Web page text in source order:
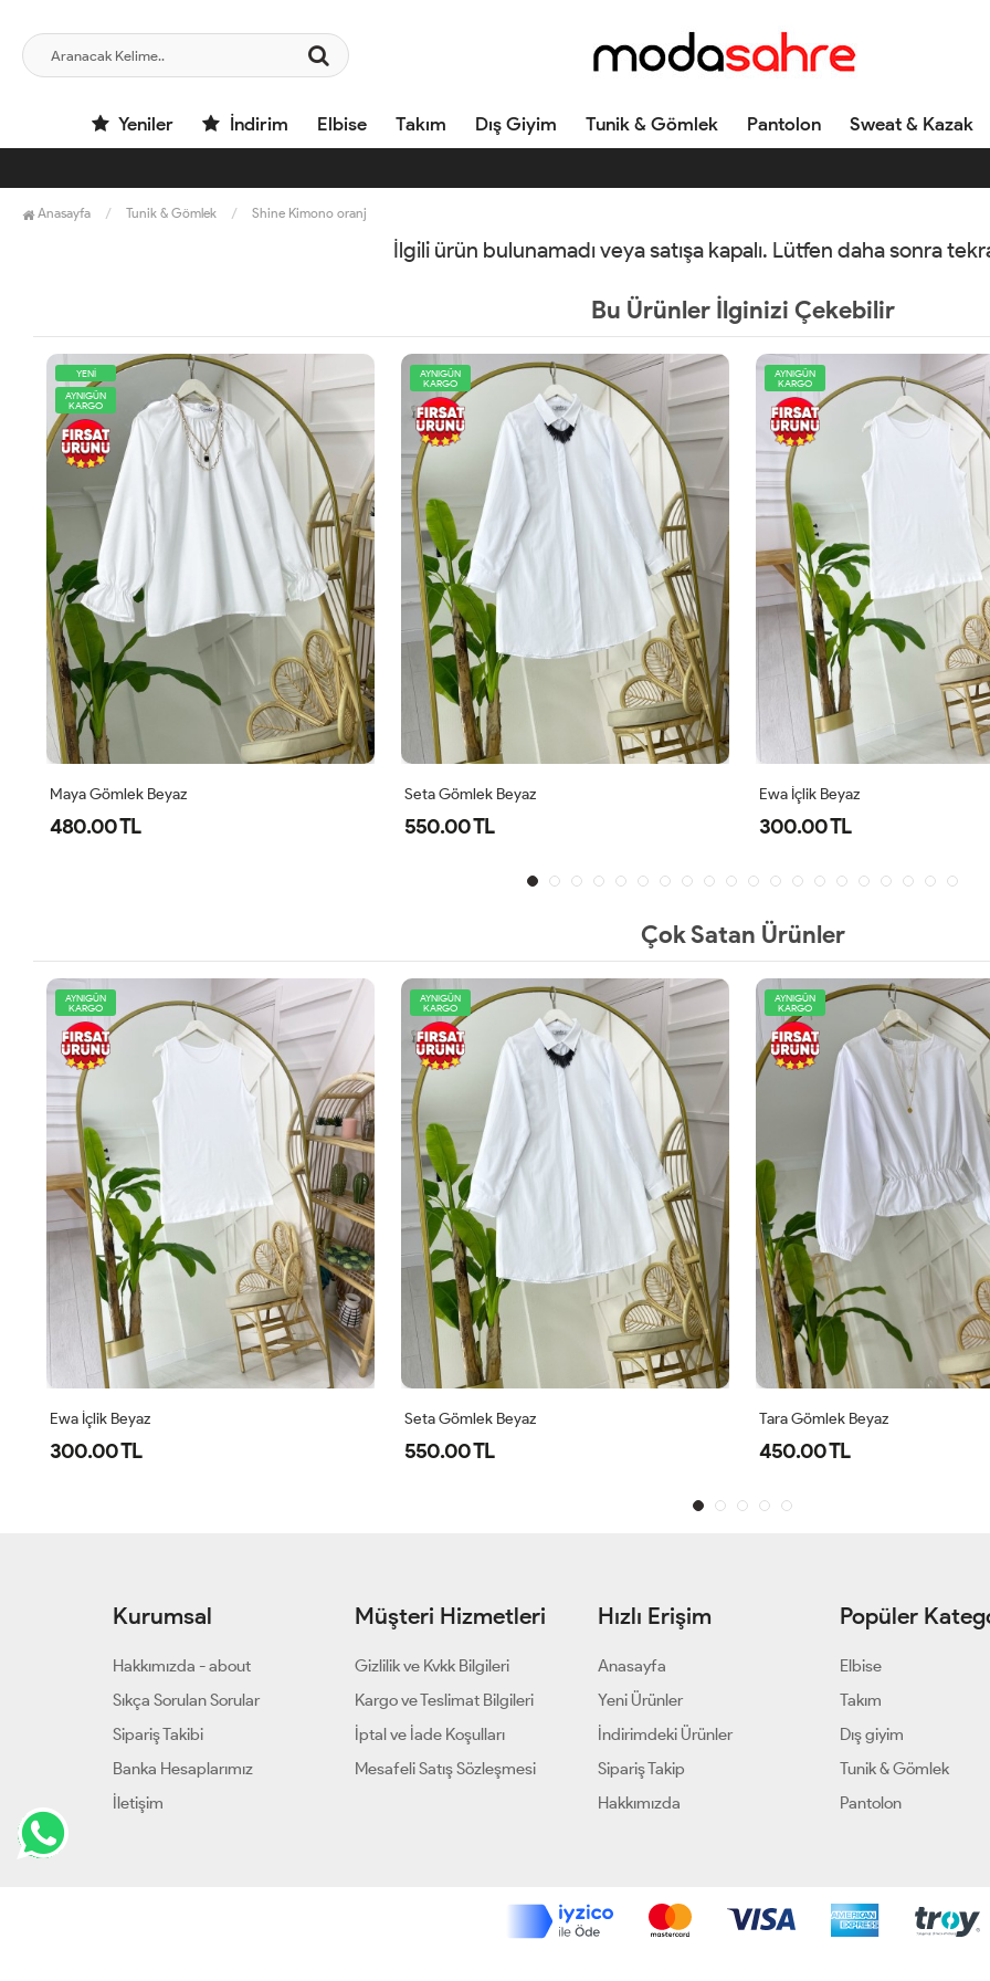
Yeniler İndirim Elbise Takım Dış Giyim Tunik & Gömlek Pantolon Sweat & Kazak
Anasayfa Tunik & Gömlek Shine Kimono oranj
İlgili ürün bulunamadı veya satışa kapalı. Lütfen daha sonra
Bu Ürünler İlginizi Çekebilir
AYNIGÜN
KARGO
Seta Gömlek Beyaz
550.00 TL
AYNIGÜN
KARGO
Ewa İçlik Beyaz
300.00 TL
YENİ
AYNIGÜN
KARGO
İsabel Gömlek Beyaz
700.00 TL
Çok Satan Ürünler
AYNIGÜN
KARGO
Seta Gömlek Beyaz
550.00 TL
AYNIGÜN
KARGO
Tara Gömlek Beyaz
450.00 TL
YENİ
AYNIGÜN
KARGO
Maya Gömlek Beyaz
480.00 TL
Kurumsal
Hakkımızda - about
Sıkça Sorulan Sorular
Sipariş Takibi
Banka Hesaplarımız
İletişim
Müşteri Hizmetleri
Gizlilik ve Kvkk Bilgileri
Kargo ve Teslimat Bilgileri
İptal ve İade Koşulları
Mesafeli Satış Sözleşmesi
Hızlı Erişim
Anasayfa
Yeni Ürünler
İndirimdeki Ürünler
Sipariş Takip
Hakkımızda
Popüler
Elbise
Takım
Dış giyim
Tunik & Gömlek
Pantolon